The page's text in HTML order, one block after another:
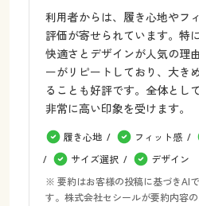
利用者からは、履き心地やフ
評価が寄せられています。特
快適さとデザインが人気の理
ーがリピートしており、大き
ることも好評です。全体とし
非常に高い印象を受けます。
履き心地 フィット感
サイズ選択
デザイン
※ 要約はお客様の投稿に基づきAI
す。株式会社セシールが要約内容